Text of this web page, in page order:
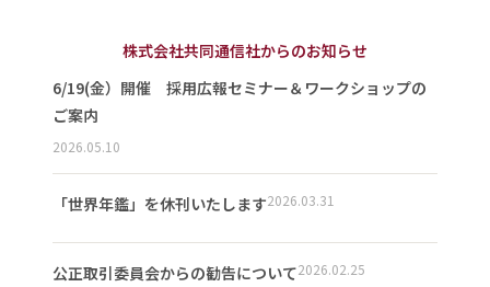
株式会社共同通信社からのお知らせ
6/19(金）開催 採用広報セミナー＆ワークショップの
ご案内
2026.05.10
「世界年鑑」を休刊いたします2026.03.31
公正取引委員会からの勧告について2026.02.25